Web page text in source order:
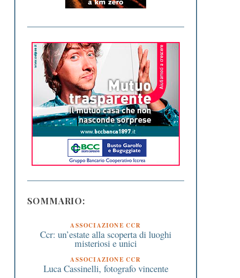
SOMMARIO:
ASSOCIAZIONE CCR
Ccr: un’estate alla scoperta di luoghi
misteriosi e unici
ASSOCIAZIONE CCR
Luca Cassinelli, fotografo vincente